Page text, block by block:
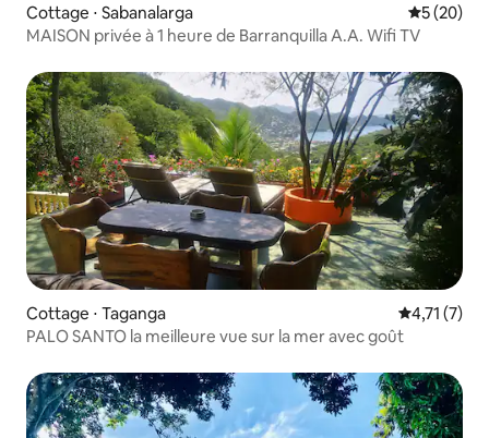
Cottage ⋅ Sabanalarga
5 (20)
MAISON privée à 1 heure de Barranquilla A.A. Wifi TV
Cottage ⋅ Taganga Évaluation
4,71 (7)
PALO SANTO la meilleure vue sur la mer avec goût